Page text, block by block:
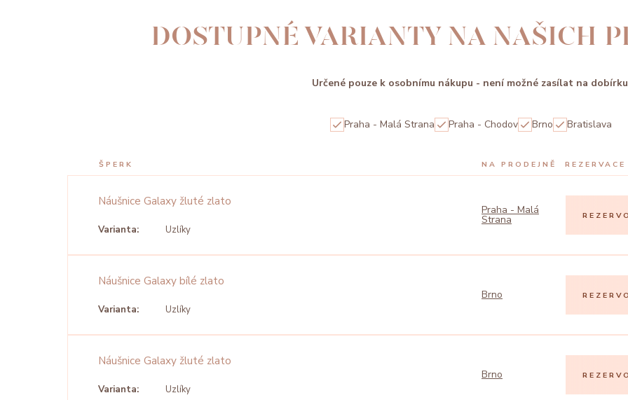
DOSTUPNÉ VARIANTY NA NAŠICH
Určené pouze k osobnímu nákupu - není možné zasílat na
Praha - Malá Strana Praha - Chodov Brno Bratislava
ŠPERK NA PRODEJNĚ REZERVACE
Náušnice Galaxy žluté zlato
Varianta: Uzlíky
Praha - Malá
Strana
Náušnice Galaxy bílé zlato
Varianta: Uzlíky
Brno
Náušnice Galaxy žluté zlato
Varianta: Uzlíky
Brno